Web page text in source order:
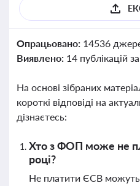
Опрацьовано: 14536
Виявлено: 14 публікацій
На основі зібраних
короткі відповіді на
дізнаєтесь:
Хто з ФОП може не
році?
Не платити ЄСВ можуть